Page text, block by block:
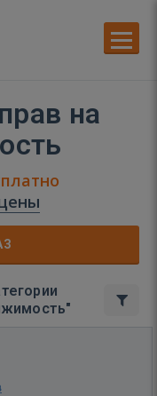
на